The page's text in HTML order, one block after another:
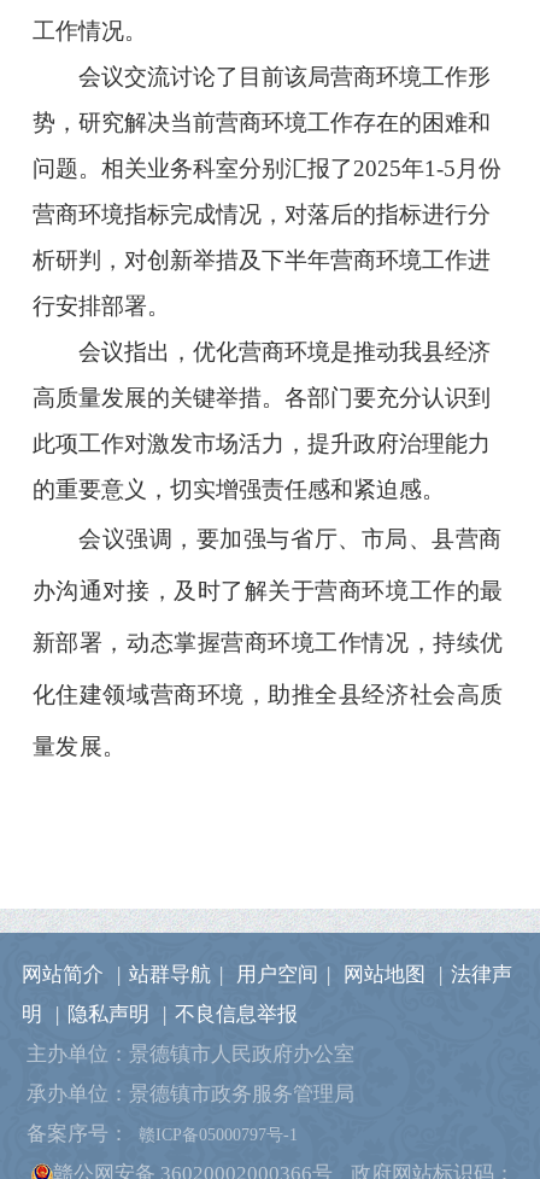
工作情况。
会议交流讨论了目前该局营商环境工作形
势，研究解决当前营商环境工作存在的困难和
问题。相关业务科室分别汇报了2025年1-5月份
营商环境指标完成情况，对落后的指标进行分
析研判，对创新举措及下半年营商环境工作进
行安排部署。
会议指出，优化营商环境是推动我县经济
高质量发展的关键举措。各部门要充分认识到
此项工作对激发市场活力，提升政府治理能力
的重要意义，切实增强责任感和紧迫感。
会议强调，要加强与省厅、市局、县营商
办沟通对接，及时了解关于营商环境工作的最
新部署，动态掌握营商环境工作情况，持续优
化住建领域营商环境，助推全县经济社会高质
量发展。
网站简介 | 站群导航 | 用户空间 | 网站地图 | 法律声
明
| 隐私声明 | 不良信息举报
主办单位：景德镇市人民政府办公室
承办单位：景德镇市政务服务管理局
备案序号：
赣ICP备05000797号-1
赣公网安备 36020002000366号 政府网站标识码：